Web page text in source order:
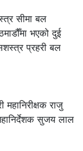
सीमा बल
भएको दुई
प्रहरी बल
राजु
सुजय लाल